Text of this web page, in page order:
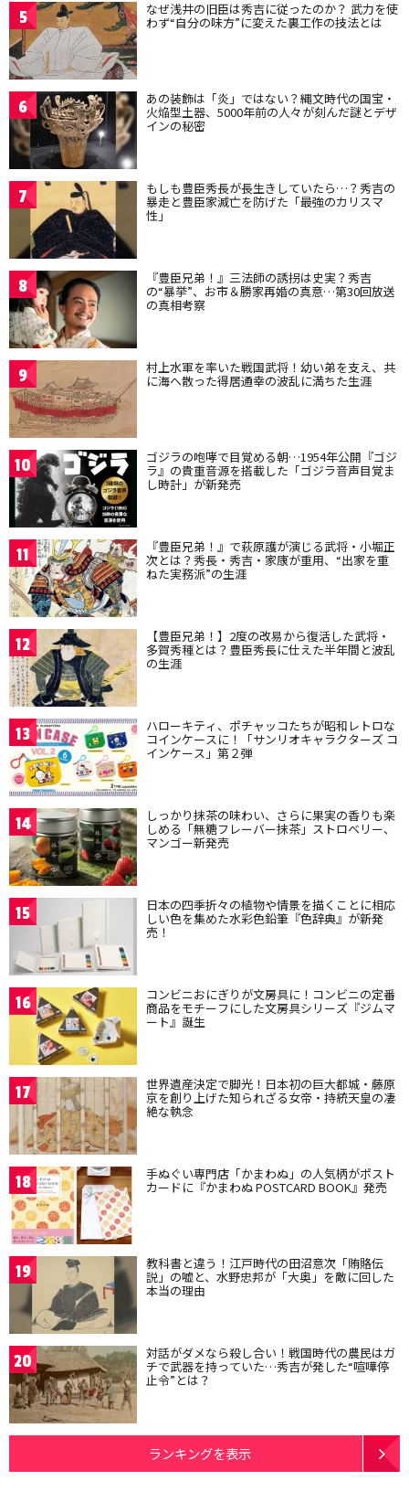
5 なぜ浅井の旧臣は秀吉に従ったのか？ 武力を使
わず“自分の味方”に変えた裏工作の技法とは
6 あの装飾は「炎」ではない？縄文時代の国宝・
火焔型土器、5000年前の人々が刻んだ謎とデザ
インの秘密
7 もしも豊臣秀長が長生きしていたら…？秀吉の
暴走と豊臣家滅亡を防げた「最強のカリスマ
性」
8 『豊臣兄弟！』三法師の誘拐は史実？秀吉
の“暴挙”、お市＆勝家再婚の真意…第30回放送
の真相考察
9 村上水軍を率いた戦国武将！幼い弟を支え、共
に海へ散った得居通幸の波乱に満ちた生涯
10 ゴジラの咆哮で目覚める朝…1954年公開『ゴジ
ラ』の貴重音源を搭載した「ゴジラ音声目覚ま
し時計」が新発売
11 『豊臣兄弟！』で萩原護が演じる武将・小堀正
次とは？秀長・秀吉・家康が重用、“出家を重
ねた実務派”の生涯
12 【豊臣兄弟！】2度の改易から復活した武将・
多賀秀種とは？豊臣秀長に仕えた半年間と波乱
の生涯
13 ハローキティ、ポチャッコたちが昭和レトロな
コインケースに！「サンリオキャラクターズ コ
インケース」第２弾
14 しっかり抹茶の味わい、さらに果実の香りも楽
しめる「無糖フレーバー抹茶」ストロベリー、
マンゴー新発売
15 日本の四季折々の植物や情景を描くことに相応
しい色を集めた水彩色鉛筆『色辞典』が新発
売！
16 コンビニおにぎりが文房具に！コンビニの定番
商品をモチーフにした文房具シリーズ『ジムマ
ート』誕生
17 世界遺産決定で脚光！日本初の巨大都城・藤原
京を創り上げた知られざる女帝・持統天皇の凄
絶な執念
18 手ぬぐい専門店「かまわぬ」の人気柄がポスト
カードに『かまわぬ POSTCARD BOOK』発売
19 教科書と違う！江戸時代の田沼意次「賄賂伝
説」の嘘と、水野忠邦が「大奥」を敵に回した
本当の理由
20 対話がダメなら殺し合い！戦国時代の農民はガ
チで武器を持っていた…秀吉が発した“喧嘩停
止令”とは？
ランキングを表示